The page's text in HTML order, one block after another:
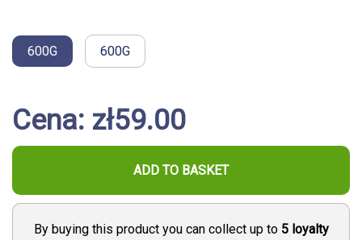
600G 600G
Cena: zł59.00
ADD TO BASKET
By buying this product you can collect up to 5loyalty